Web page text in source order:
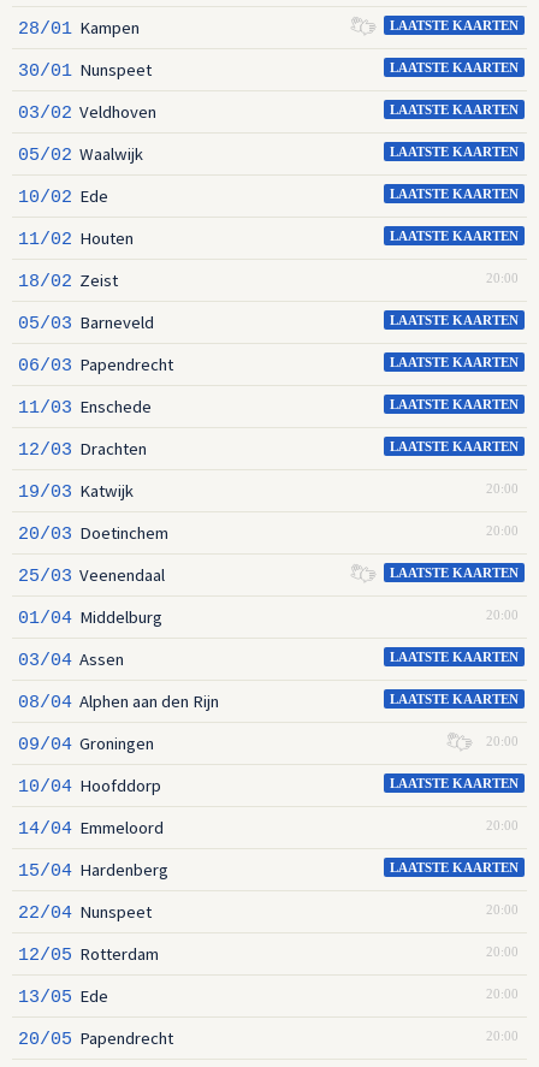
LAATSTE KAARTEN
28/01 Kampen
LAATSTE KAARTEN
30/01 Nunspeet
LAATSTE KAARTEN
03/02 Veldhoven
LAATSTE KAARTEN
05/02 Waalwijk
LAATSTE KAARTEN
10/02 Ede
LAATSTE KAARTEN
11/02 Houten
20:00
18/02 Zeist
LAATSTE KAARTEN
05/03 Barneveld
LAATSTE KAARTEN
06/03 Papendrecht
LAATSTE KAARTEN
11/03 Enschede
LAATSTE KAARTEN
12/03 Drachten
20:00
19/03 Katwijk
20:00
20/03 Doetinchem
LAATSTE KAARTEN
25/03 Veenendaal
20:00
01/04 Middelburg
LAATSTE KAARTEN
03/04 Assen
LAATSTE KAARTEN
08/04 Alphen aan den Rijn
20:00
09/04 Groningen
LAATSTE KAARTEN
10/04 Hoofddorp
20:00
14/04 Emmeloord
LAATSTE KAARTEN
15/04 Hardenberg
20:00
22/04 Nunspeet
20:00
12/05 Rotterdam
20:00
13/05 Ede
20:00
20/05 Papendrecht